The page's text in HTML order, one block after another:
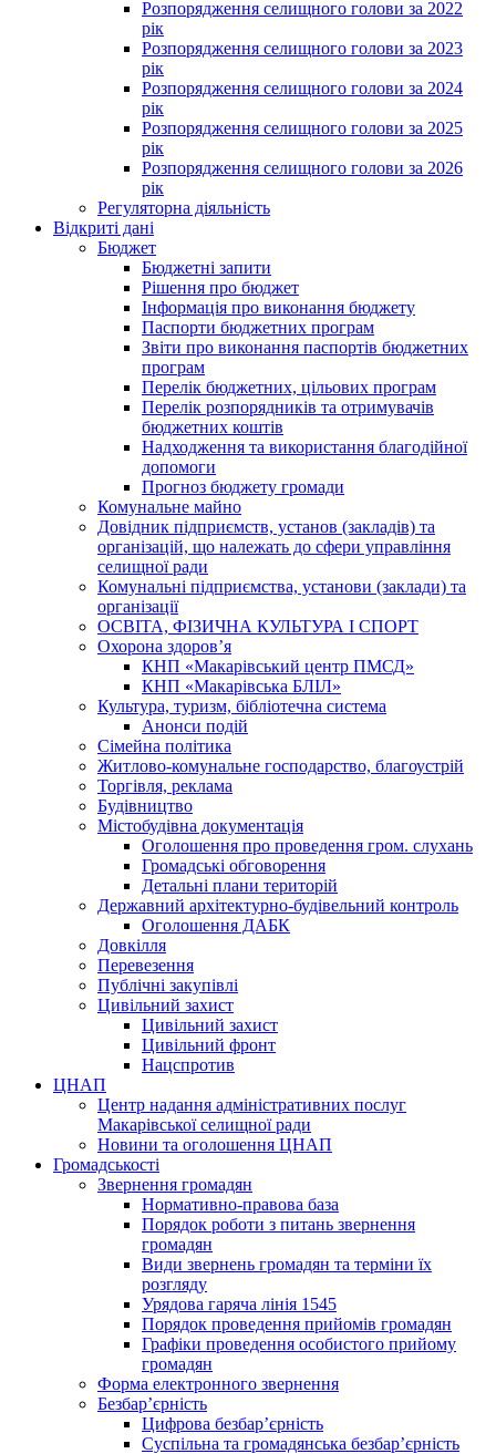
Розпорядження селищного голови за 2022
рік
Розпорядження селищного голови за 2023
рік
Розпорядження селищного голови за 2024
рік
Розпорядження селищного голови за 2025
рік
Розпорядження селищного голови за 2026
рік
Регуляторна діяльність
Відкриті дані
Бюджет
Бюджетні запити
Рішення про бюджет
Інформація про виконання бюджету
Паспорти бюджетних програм
Звіти про виконання паспортів бюджетних
програм
Перелік бюджетних, цільових програм
Перелік розпорядників та отримувачів
бюджетних коштів
Надходження та використання благодійної
допомоги
Прогноз бюджету громади
Комунальне майно
Довідник підприємств, установ (закладів) та
організацій, що належать до сфери управління
селищної ради
Комунальні підприємства, установи (заклади) та
організації
ОСВІТА, ФІЗИЧНА КУЛЬТУРА І СПОРТ
Охорона здоров’я
КНП «Макарівський центр ПМСД»
КНП «Макарівська БЛІЛ»
Культура, туризм, бібліотечна система
Анонси подій
Сімейна політика
Житлово-комунальне господарство, благоустрій
Торгівля, реклама
Будівництво
Містобудівна документація
Оголошення про проведення гром. слухань
Громадські обговорення
Детальні плани територій
Державний архітектурно-будівельний контроль
Оголошення ДАБК
Довкілля
Перевезення
Публічні закупівлі
Цивільний захист
Цивільний захист
Цивільний фронт
Нацспротив
ЦНАП
Центр надання адміністративних послуг
Макарівської селищної ради
Новини та оголошення ЦНАП
Громадськості
Звернення громадян
Нормативно-правова база
Порядок роботи з питань звернення
громадян
Види звернень громадян та терміни їх
розгляду
Урядова гаряча лінія 1545
Порядок проведення прийомів громадян
Графіки проведення особистого прийому
громадян
Форма електронного звернення
Безбар’єрність
Цифрова безбар’єрність
Суспільна та громадянська безбар’єрність